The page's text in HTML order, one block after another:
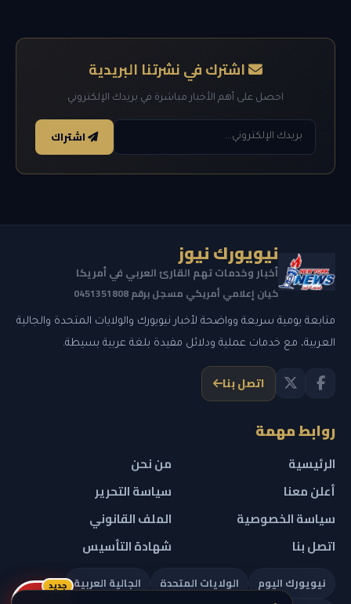
اشترك في نشرتنا البريدية
احصل على أهم الأخبار مباشرة في بريدك الإلكتروني
اشتراك
نيويورك نيوز
أخبار وخدمات تهم القارئ العربي في أمريكا
كيان إعلامي أمريكي مسجل برقم 0451351808
متابعة يومية سريعة وواضحة لأخبار نيويورك والولايات المتحدة والجالية
العربية، مع خدمات عملية ودلائل مفيدة بلغة عربية بسيطة.
اتصل بنا
روابط مهمة
الرئيسية
من نحن
أعلن معنا
سياسة التحرير
سياسة الخصوصية
الملف القانوني
اتصل بنا
شهادة التأسيس
نيويورك اليوم الولايات المتحدة
الجالية العربية جديد